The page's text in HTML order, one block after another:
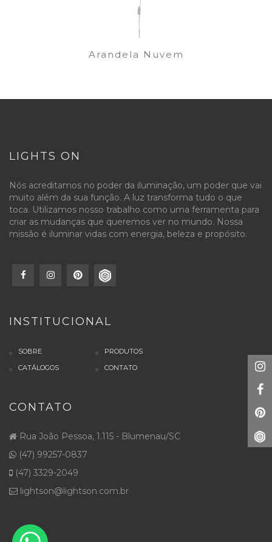
Arandela Nuvem
LIGHTS ON
Nós acreditamos no poder da iluminação, um poder que vai
muito além da sua função. A luz transforma tudo o que
toca. Utilizamos nosso trabalho como uma ferramenta para
criar as mudanças que queremos ver no mundo. Nossa
missão é iluminar vidas com energia, beleza e propósito.
INSTITUCIONAL
SOBRE
PRODUTOS
CATÁLOGOS
CONTATO
CONTATO
Rua João Pessoa, 1.115 - Blumenau/SC
(47) 99257-0837
(47) 3329-2049
lightson@lightson.com.br